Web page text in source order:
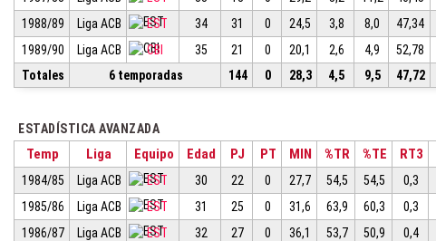
1988/89
Liga ACB EST 34 31 0 24,5 3,8 8,0 47,34
1989/90
Liga ACB CBI 35 21 0 20,1 2,6 4,9 52,78
Totales
6 temporadas 144 0 28,3 4,5 9,5 47,72
ESTADÍSTICA AVANZADA
Temp Liga Equipo Edad PJ PT MIN %TR %TE RT3
1984/85 Liga ACB EST 30 22 0 27,7 54,5 54,5 0,3
1985/86
Liga ACB EST 31 25 0 31,6 63,9 60,3 0,3
1986/87
Liga ACB EST 32 27 0 36,1 53,7 50,9 0,4